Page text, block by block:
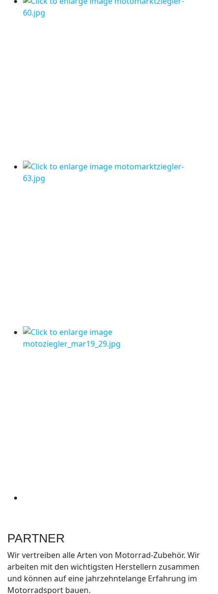
PARTNER
Wir vertreiben alle Arten von Motorrad-Zubehör. Wir
arbeiten mit den wichtigsten Herstellern zusammen
und können auf eine jahrzehntelange Erfahrung im
Motorradsport bauen.